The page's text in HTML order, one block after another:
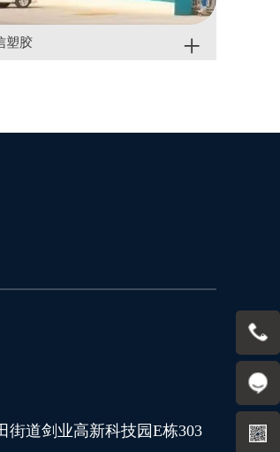
塑胶 +
街道剑业高新科技园E栋303